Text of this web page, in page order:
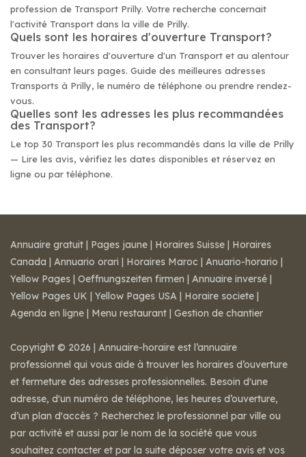
profession de Transport Prilly. Votre recherche concernait
l'activité Transport dans la ville de Prilly.
Quels sont les horaires d'ouverture Transport?
Trouver les horaires d'ouverture d'un Transport et au alentour
en consultant leurs pages. Guide des meilleures adresses
Transports à Prilly, le numéro de téléphone ou prendre rendez-
vous.
Quelles sont les adresses les plus recommandées
des Transport?
Le top 30 Transport les plus recommandés dans la ville de Prilly
— Lire les avis, vérifiez les dates disponibles et réservez en
ligne ou par téléphone.
Annuaire gratuit | Pages jaune | Horaires Suisse | Horaires
Canada | Annuario orari | Horaires Maroc | Anuario-horario |
Yellow Pages | Oeffnungszeiten firmen | Annuaire inversé |
Yellow Pages UK | Yellow Pages USA | Horaire societe |
Agenda en ligne | Menu restaurant | Gestion de chantier
Copyright © 2026 | Annuaire-horaire est l’annuaire
professionnel qui vous aide à trouver les horaires d’ouverture
et fermeture des adresses professionnelles. Besoin d'une
adresse, d'un numéro de téléphone, les heures d’ouverture,
d’un plan d'accès ? Recherchez le professionnel par ville ou
par activité et aussi par le nom de la société que vous
souhaitez contacter et par la suite déposer votre avis et vos